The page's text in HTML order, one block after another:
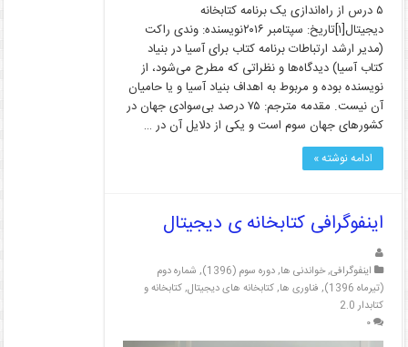
۵ درس از راه‌اندازی یک برنامه کتابخانه
دیجیتال[۱]تاریخ: سپتامبر ۲۰۱۶نویسنده: وندی راکت
(مدیر ارشد ارتباطات برنامه کتاب برای آسیا در بنیاد
کتاب آسیا) دیدگاه‌ها و نظراتی که مطرح می‌شود، از
نویسنده بوده و مربوط به اهداف بنیاد آسیا و یا حامیان
آن نیست. مقدمه مترجم: ۷۵ درصد بی‌سوادی جهان در
کشورهای جهان سوم است و یکی از دلایل آن در …
ادامه نوشته »
اینفوگرافی کتابخانه ی دیجیتال
اینفوگرافی,خواندنی ها,دوره سوم (1396) , شماره دوم
(تیرماه 1396)
, فناوری ها,کتابخانه های دیجیتال,کتابخانه و
کتابدار 2.0
۰